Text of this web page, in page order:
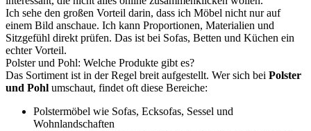
Ich sehe den großen Vorteil darin, dass ich Möbel nicht nur auf
einem Bild anschaue. Ich kann Proportionen, Materialien und
Sitzgefühl direkt prüfen. Das ist bei Sofas, Betten und Küchen ein
echter Vorteil.
Polster und Pohl: Welche Produkte gibt es?
Das Sortiment ist in der Regel breit aufgestellt. Wer sich bei Polster
und Pohl umschaut, findet oft diese Bereiche:
Polstermöbel wie Sofas, Ecksofas, Sessel und
Wohnlandschaften